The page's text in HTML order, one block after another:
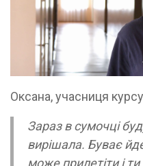
Оксана, учасниця
Зараз в сумочці
вирішала. Буває
може прилетіти і